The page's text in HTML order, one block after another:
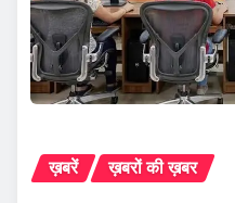
ख़बरें ख़बरों की ख़बर